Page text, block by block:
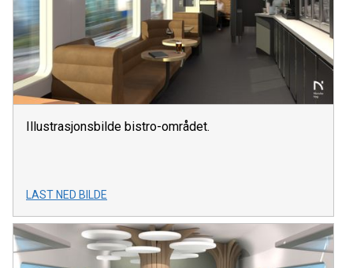
Illustrasjonsbilde bistro-området.
LAST NED BILDE